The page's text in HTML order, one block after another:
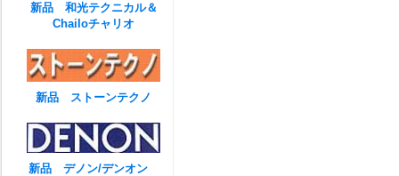
新品 和光テクニカル＆
Chailoチャリオ
新品 ストーンテクノ
新品 デノン/デンオン